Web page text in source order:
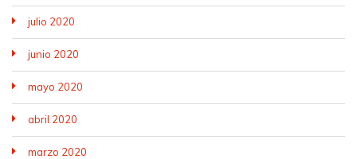
julio 2020
junio 2020
mayo 2020
abril 2020
marzo 2020